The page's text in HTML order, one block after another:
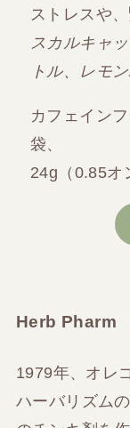
ストレスや
スカルキャ
トル、レモ
カフェイン
袋、
24g（0.85オ
Herb Pharm
1979年、オレ
ハーバリズム